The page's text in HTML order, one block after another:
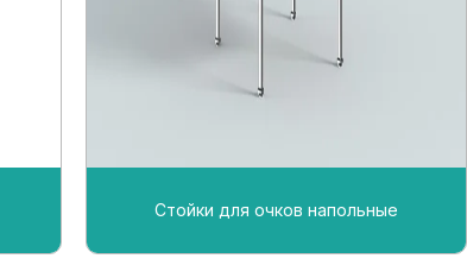
Стойки для очков напольные